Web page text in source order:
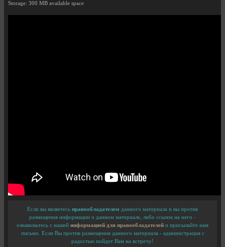
Storage: 300 MB available space
Если вы являетесь правообладателем данного материала и вы против
размещения информации о данном материале, либо ссылок на него -
ознакомьтесь с нашей информацией для правообладателей и присылайте нам
письмо. Если Вы против размещения данного материала - администрация с
радостью пойдет Вам на встречу!